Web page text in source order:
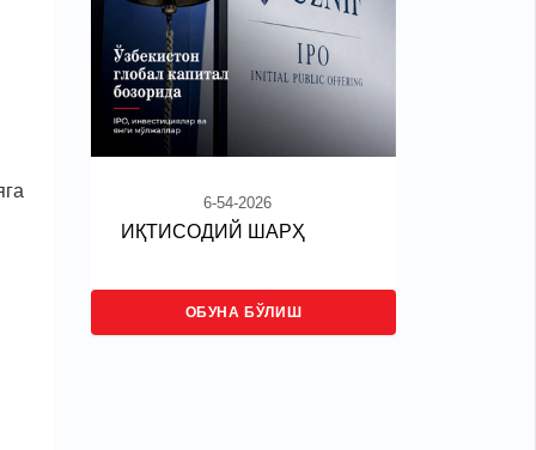
6-54-2026
ИҚТИСОДИЙ ШАРҲ
ОБУНА БЎЛИШ